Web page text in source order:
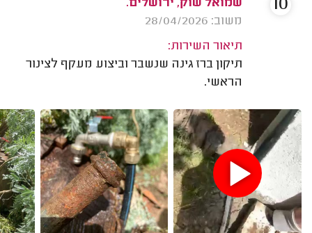
שמואל שוק, ירושלים.
משוב: 28/04/2026
תיאור השירות:
תיקון ברז גינה שנשבר וביצוע מעקף לצינור
הראשי.
10